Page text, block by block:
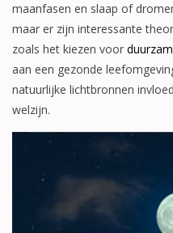
maanfasen en slaap of
maar er zijn interessante
zoals het kiezen voor
aan een gezonde
natuurlijke lichtbronnen
welzijn.